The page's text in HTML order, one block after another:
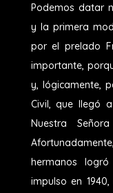
Podemos datar
y la primera
por el prelado
importante,
y, lógicamente,
Civil, que llegó
Nuestra
hermanos
impulso en